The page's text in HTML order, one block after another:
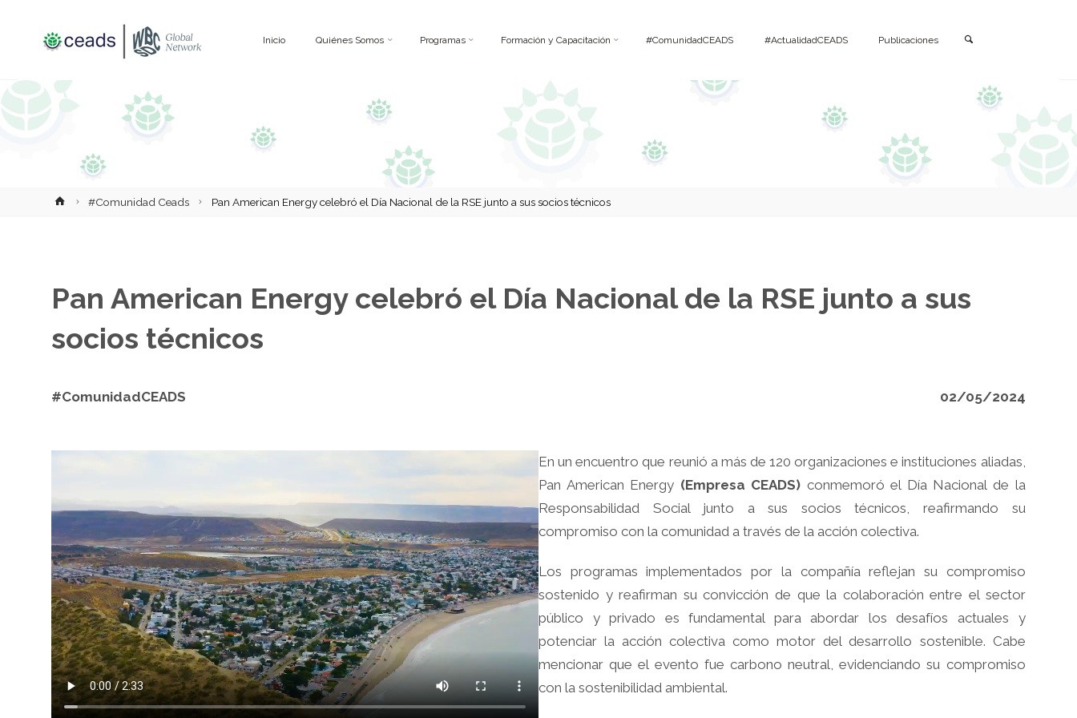
Inicio Quiénes Somos Programas Formación y Capacitación #ComunidadCEADS #ActualidadCEADS Publicaciones
Inicio#Comunidad Ceads Pan American Energy celebró el Día Nacional de la RSE junto a sus socios técnicos
Pan American Energy celebró el Día Nacional de la RSE junto a sus
socios técnicos
#ComunidadCEADS 02/05/2024
En un encuentro que reunió a más de 120 organizaciones e instituciones aliadas,
Pan American Energy (Empresa CEADS) conmemoró el Día Nacional de la
Responsabilidad Social junto a sus socios técnicos, reafirmando su
compromiso con la comunidad a través de la acción colectiva.
Los programas implementados por la compañía reflejan su compromiso
sostenido y reafirman su convicción de que la colaboración entre el sector
público y privado es fundamental para abordar los desafíos actuales y
potenciar la acción colectiva como motor del desarrollo sostenible. Cabe
mencionar que el evento fue carbono neutral, evidenciando su compromiso
con la sostenibilidad ambiental.